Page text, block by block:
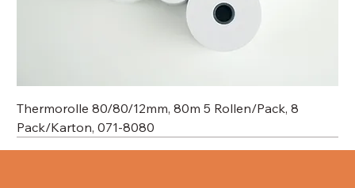
Thermorolle 80/80/12mm, 80m 5 Rollen/Pack, 8
Pack/Karton, 071-8080